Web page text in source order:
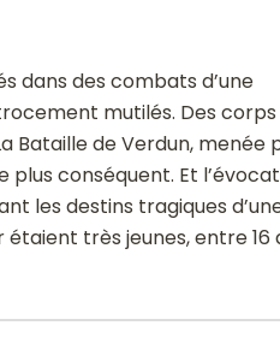
dans des combats d’une
mutilés. Des corps
Bataille de Verdun, menée
conséquent. Et
les destins tragiques
très jeunes, entre 16